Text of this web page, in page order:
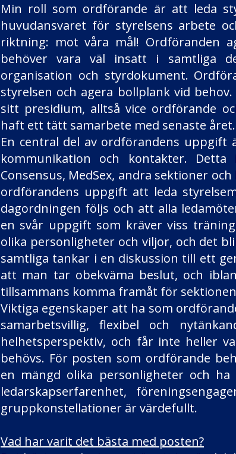
Min roll som ordförande är att leda
huvudansvaret för styrelsens arbete
riktning: mot våra mål! Ordföranden
behöver vara väl insatt i samtliga
organisation och styrdokument.
styrelsen och agera bollplank vid
sitt presidium, alltså vice ordförande
haft ett tätt samarbete med senaste året.
En central del av ordförandens uppgift
kommunikation och kontakter.
Consensus, MedSex, andra sektioner
ordförandens uppgift att leda
dagordningen följs och att alla
en svår uppgift som kräver viss
olika personligheter och viljor, och det
samtliga tankar i en diskussion till ett
att man tar obekväma beslut, och
tillsammans komma framåt för
Viktiga egenskaper att ha som
samarbetsvillig, flexibel och
helhetsperspektiv, och får inte heller
behövs. För posten som ordförande
en mängd olika personligheter och
ledarskapserfarenhet,
gruppkonstellationer är värdefullt.
Vad har varit det bästa med posten?